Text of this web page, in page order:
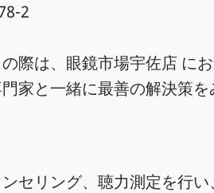
2
際は、眼鏡市場宇佐店 に
家と一緒に最善の解決策を
セリング、聴力測定を行い